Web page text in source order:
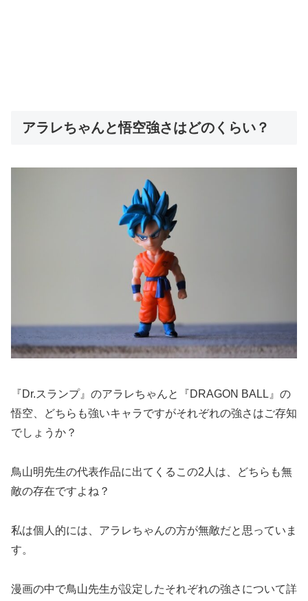
アラレちゃんと悟空強さはどのくらい？
『Dr.スランプ』のアラレちゃんと『DRAGON BALL』の
悟空、どちらも強いキャラですがそれぞれの強さはご存知
でしょうか？
鳥山明先生の代表作品に出てくるこの2人は、どちらも無
敵の存在ですよね？
私は個人的には、アラレちゃんの方が無敵だと思っていま
す。
漫画の中で鳥山先生が設定したそれぞれの強さについて詳